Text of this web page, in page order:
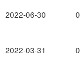
2022-06-30
2022-03-31